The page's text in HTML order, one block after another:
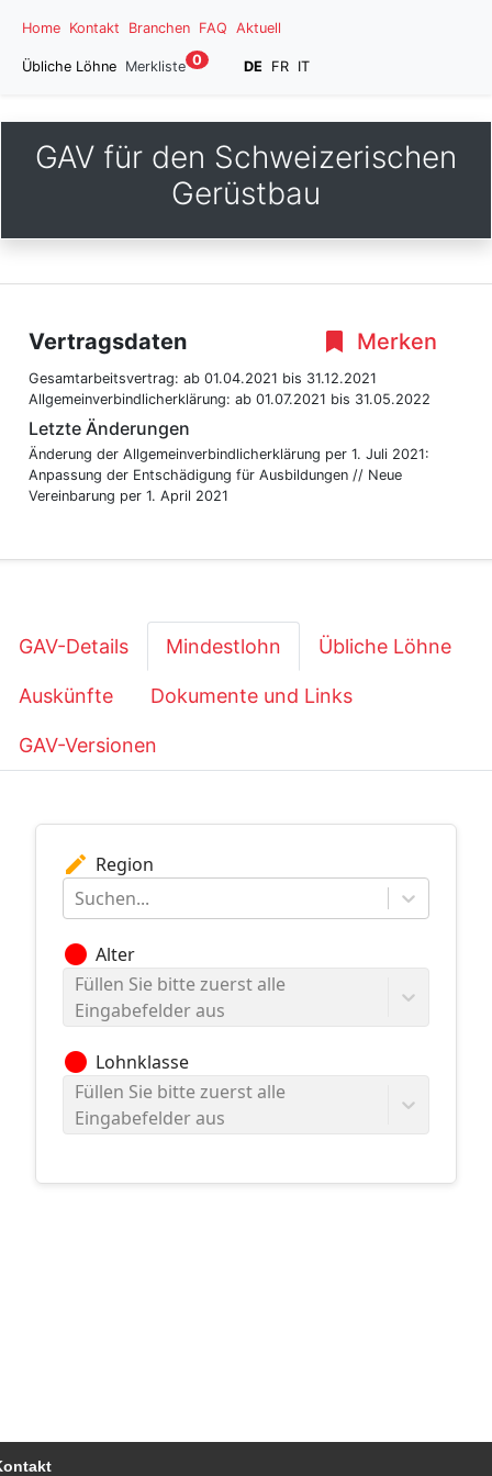
Home Kontakt Branchen FAQ Aktuell
Übliche Löhne Merkliste 0 DE FR IT
GAV für den Schweizerischen
Gerüstbau
Merken
Vertragsdaten
Gesamtarbeitsvertrag: ab 01.04.2021 bis 31.12.2021
Allgemeinverbindlicherklärung: ab 01.07.2021 bis 31.05.2022
Letzte Änderungen
Änderung der Allgemeinverbindlicherklärung per 1. Juli 2021:
Anpassung der Entschädigung für Ausbildungen // Neue
Vereinbarung per 1. April 2021
GAV-Details Mindestlohn Übliche Löhne
Auskünfte Dokumente und Links
GAV-Versionen
edit Region
Suchen...
circle Alter
Füllen Sie bitte zuerst alle
Eingabefelder aus
circle Lohnklasse
Füllen Sie bitte zuerst alle
Eingabefelder aus